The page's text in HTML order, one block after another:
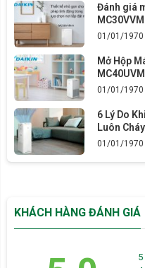
Không Khí XANH (Công ty
Trung Hải) - Nhà phân phối
chính
ƯU ĐIỂM NỔI BẬT CỦA
MC30YVM7
Màng lọc khử mùi dùng
Kích thước vô cùng
Đánh giá
01/01/1970
Mở Hộp
01/01/1970
6 Lý Do
Luôn
01/01/1970
KHÁCH HÀNG ĐÁNH GIÁ
5